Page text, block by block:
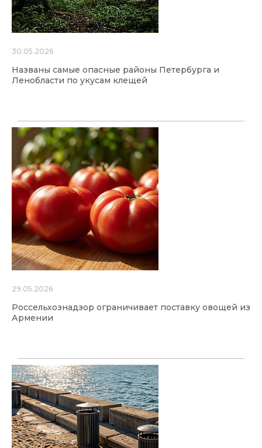
30.05.2026
Названы самые опасные районы Петербурга и
Ленобласти по укусам клещей
29.05.2026
Россельхознадзор ограничивает поставку овощей из
Армении